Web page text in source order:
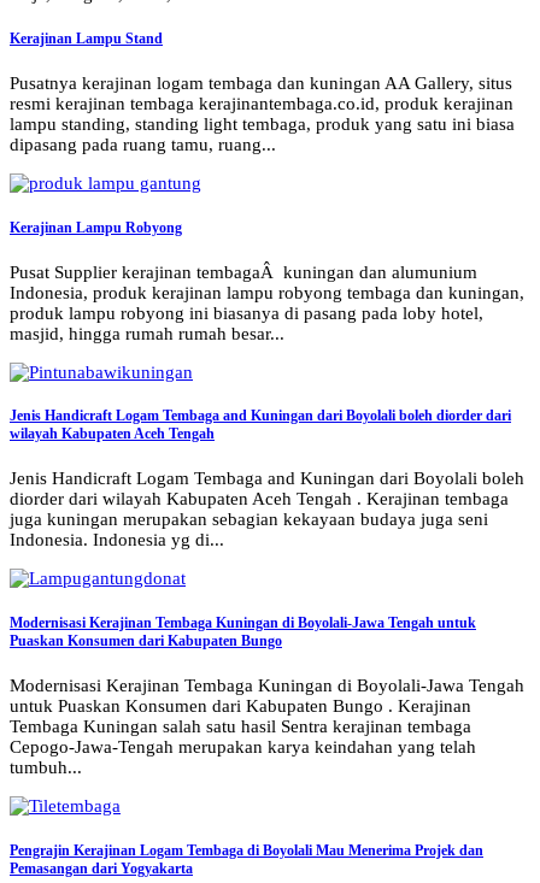
Kerajinan Lampu Stand
Pusatnya kerajinan logam tembaga dan kuningan AA Gallery, situs
resmi kerajinan tembaga kerajinantembaga.co.id, produk kerajinan
lampu standing, standing light tembaga, produk yang satu ini biasa
dipasang pada ruang tamu, ruang...
Kerajinan Lampu Robyong
Pusat Supplier kerajinan tembagaÂ kuningan dan alumunium
Indonesia, produk kerajinan lampu robyong tembaga dan kuningan,
produk lampu robyong ini biasanya di pasang pada loby hotel,
masjid, hingga rumah rumah besar...
Jenis Handicraft Logam Tembaga and Kuningan dari Boyolali boleh diorder dari
wilayah Kabupaten Aceh Tengah
Jenis Handicraft Logam Tembaga and Kuningan dari Boyolali boleh
diorder dari wilayah Kabupaten Aceh Tengah . Kerajinan tembaga
juga kuningan merupakan sebagian kekayaan budaya juga seni
Indonesia. Indonesia yg di...
Modernisasi Kerajinan Tembaga Kuningan di Boyolali-Jawa Tengah untuk
Puaskan Konsumen dari Kabupaten Bungo
Modernisasi Kerajinan Tembaga Kuningan di Boyolali-Jawa Tengah
untuk Puaskan Konsumen dari Kabupaten Bungo . Kerajinan
Tembaga Kuningan salah satu hasil Sentra kerajinan tembaga
Cepogo-Jawa-Tengah merupakan karya keindahan yang telah
tumbuh...
Pengrajin Kerajinan Logam Tembaga di Boyolali Mau Menerima Projek dan
Pemasangan dari Yogyakarta